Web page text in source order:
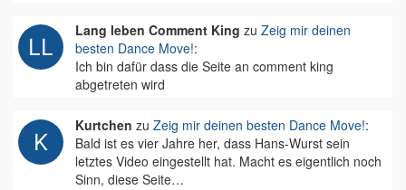
Lang leben Comment King zu Zeig mir deinen
besten Dance Move!:
Ich bin dafür dass die Seite an comment king
abgetreten wird
Kurtchen zu Zeig mir deinen besten Dance Move!:
Bald ist es vier Jahre her, dass Hans-Wurst sein
letztes Video eingestellt hat. Macht es eigentlich noch
Sinn, diese Seite…